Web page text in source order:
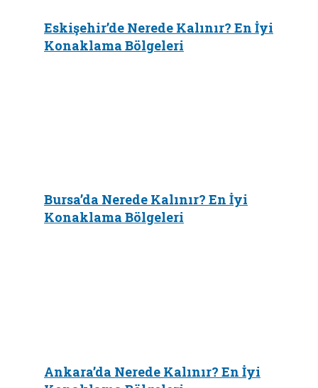
Eskişehir’de Nerede Kalınır? En İyi
Konaklama Bölgeleri
Bursa’da Nerede Kalınır? En İyi
Konaklama Bölgeleri
Ankara’da Nerede Kalınır? En İyi